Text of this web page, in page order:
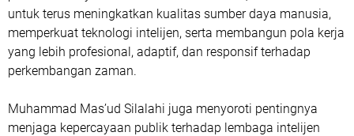
untuk terus meningkatkan kualitas sumber daya manusia,
memperkuat teknologi intelijen, serta membangun pola kerja
yang lebih profesional, adaptif, dan responsif terhadap
perkembangan zaman.
Muhammad Mas’ud Silalahi juga menyoroti pentingnya
menjaga kepercayaan publik terhadap lembaga intelijen